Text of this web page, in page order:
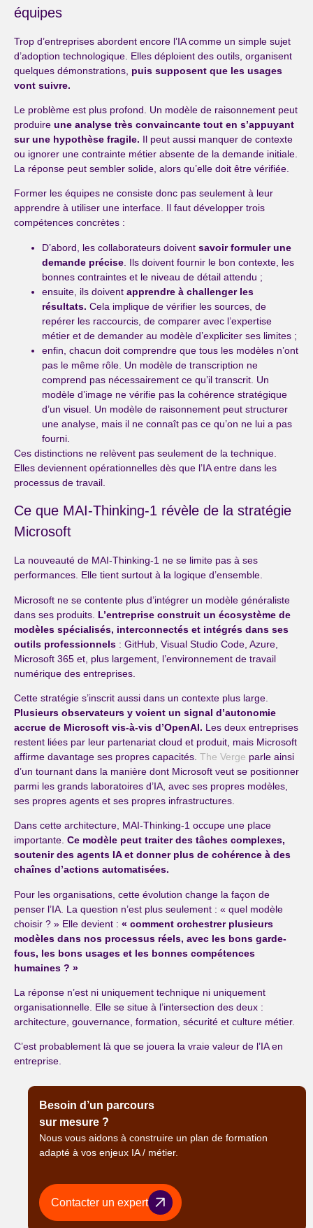
équipes
Trop d’entreprises abordent encore l’IA comme un simple sujet
d’adoption technologique. Elles déploient des outils, organisent
quelques démonstrations, puis supposent que les usages
vont suivre.
Le problème est plus profond. Un modèle de raisonnement peut
produire une analyse très convaincante tout en s’appuyant
sur une hypothèse fragile. Il peut aussi manquer de contexte
ou ignorer une contrainte métier absente de la demande initiale.
La réponse peut sembler solide, alors qu’elle doit être vérifiée.
Former les équipes ne consiste donc pas seulement à leur
apprendre à utiliser une interface. Il faut développer trois
compétences concrètes :
D’abord, les collaborateurs doivent savoir formuler une
demande précise . Ils doivent fournir le bon contexte, les
bonnes contraintes et le niveau de détail attendu ;
ensuite, ils doivent apprendre à challenger les
résultats. Cela implique de vérifier les sources, de
repérer les raccourcis, de comparer avec l’expertise
métier et de demander au modèle d’expliciter ses limites ;
enfin, chacun doit comprendre que tous les modèles n’ont
pas le même rôle. Un modèle de transcription ne
comprend pas nécessairement ce qu’il transcrit. Un
modèle d’image ne vérifie pas la cohérence stratégique
d’un visuel. Un modèle de raisonnement peut structurer
une analyse, mais il ne connaît pas ce qu’on ne lui a pas
fourni.
Ces distinctions ne relèvent pas seulement de la technique.
Elles deviennent opérationnelles dès que l’IA entre dans les
processus de travail.
Ce que MAI-Thinking-1 révèle de la stratégie
Microsoft
La nouveauté de MAI-Thinking-1 ne se limite pas à ses
performances. Elle tient surtout à la logique d’ensemble.
Microsoft ne se contente plus d’intégrer un modèle généraliste
dans ses produits. L’entreprise construit un écosystème de
modèles spécialisés, interconnectés et intégrés dans ses
outils professionnels : GitHub, Visual Studio Code, Azure,
Microsoft 365 et, plus largement, l’environnement de travail
numérique des entreprises.
Cette stratégie s’inscrit aussi dans un contexte plus large.
Plusieurs observateurs y voient un signal d’autonomie
accrue de Microsoft vis-à-vis d’OpenAI. Les deux entreprises
restent liées par leur partenariat cloud et produit, mais Microsoft
affirme davantage ses propres capacités. The Verge parle ainsi
d’un tournant dans la manière dont Microsoft veut se positionner
parmi les grands laboratoires d’IA, avec ses propres modèles,
ses propres agents et ses propres infrastructures.
Dans cette architecture, MAI-Thinking-1 occupe une place
importante. Ce modèle peut traiter des tâches complexes,
soutenir des agents IA et donner plus de cohérence à des
chaînes d’actions automatisées.
Pour les organisations, cette évolution change la façon de
penser l’IA. La question n’est plus seulement : « quel modèle
choisir ? » Elle devient : « comment orchestrer plusieurs
modèles dans nos processus réels, avec les bons garde-
fous, les bons usages et les bonnes compétences
humaines ? »
La réponse n’est ni uniquement technique ni uniquement
organisationnelle. Elle se situe à l’intersection des deux :
architecture, gouvernance, formation, sécurité et culture métier.
C’est probablement là que se jouera la vraie valeur de l’IA en
entreprise.
Besoin d’un parcours
sur mesure ?
Nous vous aidons à construire un plan de formation
adapté à vos enjeux IA / métier.
Contacter un expert